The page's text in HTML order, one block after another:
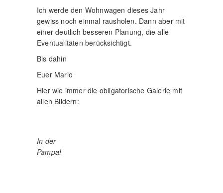
Ich werde den Wohnwagen dieses Jahr
gewiss noch einmal rausholen. Dann aber mit
einer deutlich besseren Planung, die alle
Eventualitäten berücksichtigt.
Bis dahin
Euer Mario
Hier wie immer die obligatorische Galerie mit
allen Bildern:
In der
Pampa!